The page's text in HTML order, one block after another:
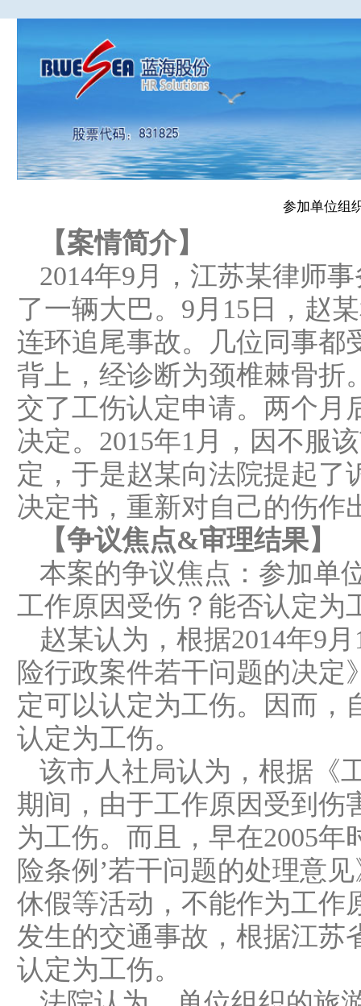
参加单位组
【案情简介】
2014年9月，江苏某律师
了一辆大巴。9月15日，赵
连环追尾事故。几位同事都
背上，经诊断为颈椎棘骨折
交了工伤认定申请。两个月
决定。2015年1月，因不服
定，于是赵某向法院提起了
决定书，重新对自己的伤作
【争议焦点&审理结果】
本案的争议焦点：参加单
工作原因受伤？能否认定为
赵某认为，根据2014年9
险行政案件若干问题的决定
定可以认定为工伤。因而，
认定为工伤。
该市人社局认为，根据《
期间，由于工作原因受到伤
为工伤。而且，早在2005
险条例’若干问题的处理意
休假等活动，不能作为工作
发生的交通事故，根据江苏
认定为工伤。